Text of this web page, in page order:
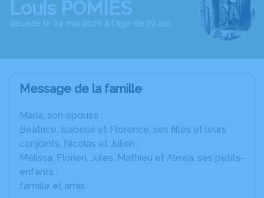
Louis POMIES
décédé le 24 mai 2026 à l'âge de 79 ans
Message de la famille
Maria, son épouse ;
Béatrice, Isabelle et Florence, ses filles et leurs
conjoints, Nicolas et Julien ;
Mélissa, Florien, Jules, Mathieu et Alexia, ses petits-
enfants ;
famille et amis